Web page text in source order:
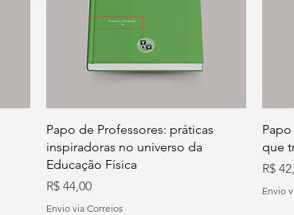
Papo de Professores: práticas
inspiradoras no universo da
Educação Física
Preço
R$ 44,00
Envio via Correios
que
Preço
R$
Envio